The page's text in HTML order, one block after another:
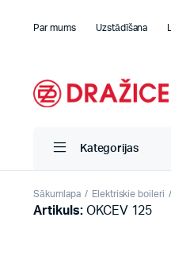
Par mums Uzstādīšana
Kategorijas
Sākumlapa Elektriskie boileri
Artikuls:OKCEV 125